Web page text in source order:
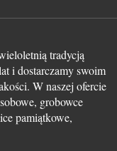
tradycją
i dostarczamy swoim
W naszej ofercie
grobowce
pamiątkowe,